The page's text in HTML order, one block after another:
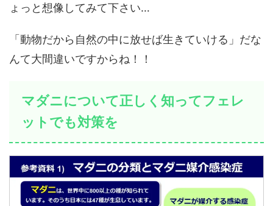
ょっと想像してみて下さい…
「動物だから自然の中に放せば生きていける」だな
んて大間違いですからね！！
マダニについて正しく知ってフェレ
ットでも対策を